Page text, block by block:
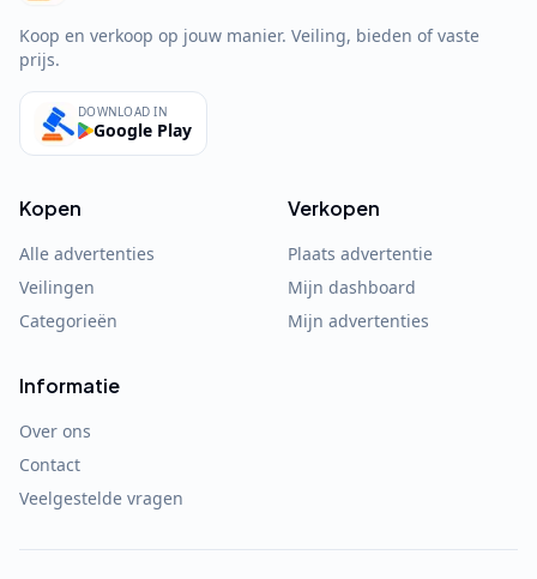
Koop en verkoop op jouw manier. Veiling, bieden of vaste
prijs.
DOWNLOAD IN
Google Play
Kopen
Alle advertenties
Veilingen
Categorieën
Verkopen
Plaats advertentie
Mijn dashboard
Mijn advertenties
Informatie
Over ons
Contact
Veelgestelde vragen